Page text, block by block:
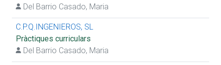
Del Barrio Casado, Maria
C.P.Q.INGENIEROS, SL
Pràctiques curriculars
Del Barrio Casado, Maria